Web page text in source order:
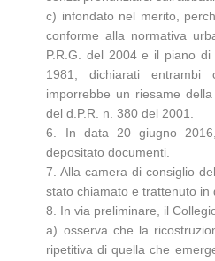
c) infondato nel merito,
conforme alla normativa
P.R.G. del 2004 e il piano
1981, dichiarati
imporrebbe un riesame
del d.P.R. n. 380 del 2001.
6. In data 20 giugno
depositato documenti.
7. Alla camera di consiglio
stato chiamato e trattenuto in
8. In via preliminare, il
a) osserva che la
ripetitiva di quella che